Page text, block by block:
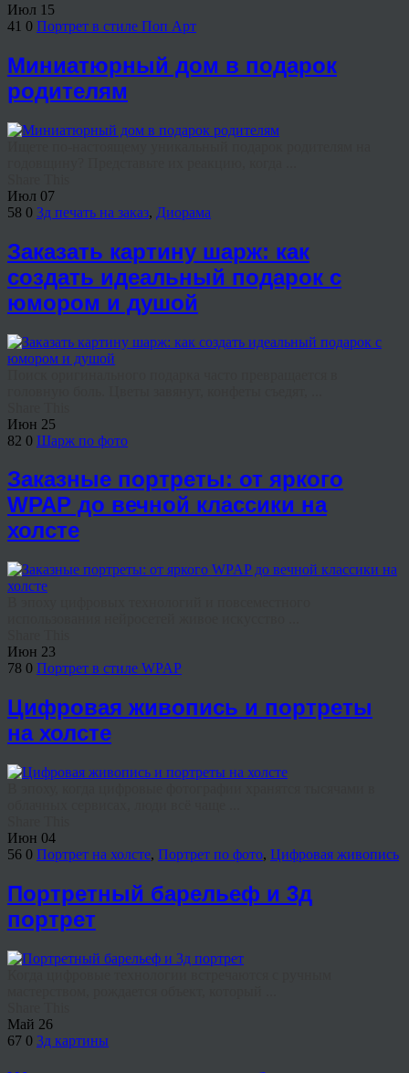
Июл 15
41 0 Портрет в стиле Поп Арт
Миниатюрный дом в подарок
родителям
Июл 07
58 0 3д печать на заказ, Диорама
Заказать картину шарж: как
создать идеальный подарок с
юмором и душой
Июн 25
82 0 Шарж по фото
Заказные портреты: от яркого
WPAP до вечной классики на
холсте
Июн 23
78 0 Портрет в стиле WPAP
Цифровая живопись и портреты
на холсте
Июн 04
56 0 Портрет на холсте, Портрет по фото, Цифровая живопись
Портретный барельеф и 3д
портрет
Май 26
67 0 3д картины